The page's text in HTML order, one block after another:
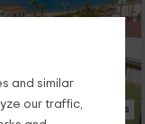
and similar
our traffic,
18 Photos